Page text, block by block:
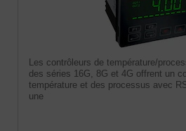
Les contrôleurs de température/
des séries 16G, 8G et 4G offrent un
température et des processus avec
une